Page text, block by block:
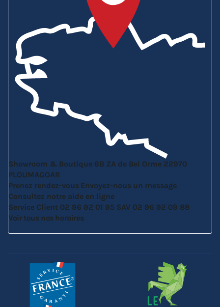
Showroom & Boutique 6B ZA de Bel Orme 22970
PLOUMAGOAR
Prenez rendez-vous Envoyez-nous un message
Consultez notre aide en ligne
Service Client 02 96 92 01 95 SAV 02 96 92 09 88
Voir tous nos horaires